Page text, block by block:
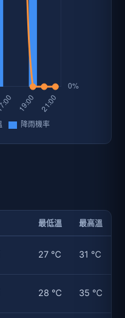
最低溫 最高溫
27 ℃ 31 ℃
28 ℃ 35 ℃